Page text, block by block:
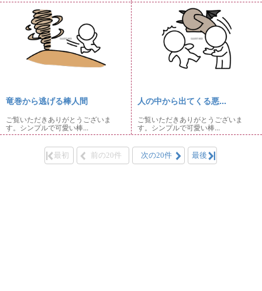
竜巻から逃げる棒人間
ご覧いただきありがとうございま
す。シンプルで可愛い棒...
人の中から出てくる悪...
ご覧いただきありがとうございま
す。シンプルで可愛い棒...
最初 前の20件 次の20件 最後